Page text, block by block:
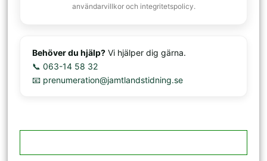
användarvillkor och integritetspolicy.
Behöver du hjälp? Vi hjälper dig gärna.
📞 063-14 58 32
📧 prenumeration@jamtlandstidning.se